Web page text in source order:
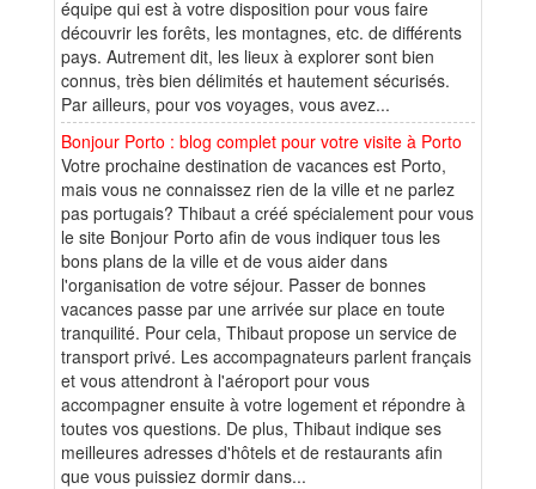
équipe qui est à votre disposition pour vous faire
découvrir les forêts, les montagnes, etc. de différents
pays. Autrement dit, les lieux à explorer sont bien
connus, très bien délimités et hautement sécurisés.
Par ailleurs, pour vos voyages, vous avez...
Bonjour Porto : blog complet pour votre visite à Porto
Votre prochaine destination de vacances est Porto,
mais vous ne connaissez rien de la ville et ne parlez
pas portugais? Thibaut a créé spécialement pour vous
le site Bonjour Porto afin de vous indiquer tous les
bons plans de la ville et de vous aider dans
l'organisation de votre séjour. Passer de bonnes
vacances passe par une arrivée sur place en toute
tranquilité. Pour cela, Thibaut propose un service de
transport privé. Les accompagnateurs parlent français
et vous attendront à l'aéroport pour vous
accompagner ensuite à votre logement et répondre à
toutes vos questions. De plus, Thibaut indique ses
meilleures adresses d'hôtels et de restaurants afin
que vous puissiez dormir dans...